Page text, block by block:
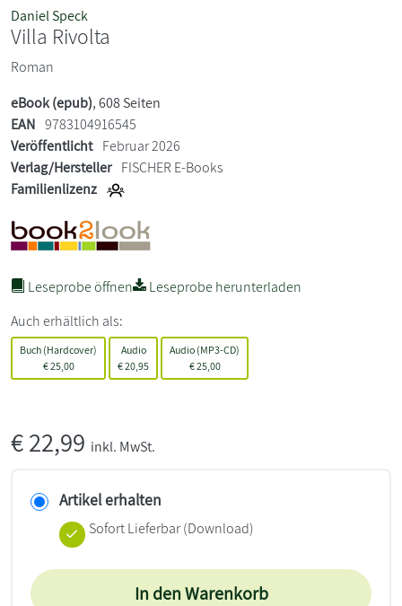
Daniel Speck
Villa Rivolta
Roman
eBook (epub), 608 Seiten
EAN 9783104916545
Veröffentlicht Februar 2026
Verlag/Hersteller FISCHER E-Books
Familienlizenz
Leseprobe öffnen
Leseprobe herunterladen
Auch erhältlich als:
Buch (Hardcover)
€25,00
Audio
€20,95
Audio (MP3-CD)
€25,00
€22,99 inkl. MwSt.
Artikel erhalten
Sofort Lieferbar (Download)
In den Warenkorb